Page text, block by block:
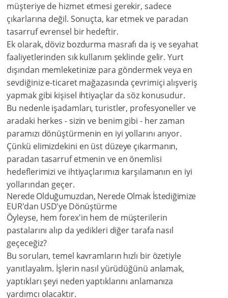
müşteriye de hizmet etmesi gerekir, sadece
çıkarlarına değil. Sonuçta, kar etmek ve paradan
tasarruf evrensel bir hedeftir.
Ek olarak, döviz bozdurma masrafı da iş ve seyahat
faaliyetlerinden sık kullanım şeklinde gelir. Yurt
dışından memleketinize para göndermek veya en
sevdiğiniz e-ticaret mağazasında çevrimiçi alışveriş
yapmak gibi kişisel ihtiyaçlar da söz konusudur.
Bu nedenle işadamları, turistler, profesyoneller ve
aradaki herkes - sizin ve benim gibi - her zaman
paramızı dönüştürmenin en iyi yollarını arıyor.
Çünkü elimizdekini en üst düzeye çıkarmanın,
paradan tasarruf etmenin ve en önemlisi
hedeflerimizi ve ihtiyaçlarımızı karşılamanın en iyi
yollarından geçer.
Nerede Olduğumuzdan, Nerede Olmak İstediğimize
EUR'dan USD'ye Dönüştürme
Öyleyse, hem forex'in hem de müşterilerin
pastalarını alıp da yedikleri diğer tarafa nasıl
geçeceğiz?
Bu soruları, temel kavramların hızlı bir özetiyle
yanıtlayalım. İşlerin nasıl yürüdüğünü anlamak,
yaptıkları şeyi neden yaptıklarını anlamanıza
yardımcı olacaktır.